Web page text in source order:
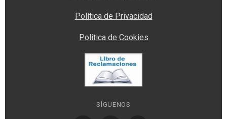
Política de Privacidad
Politica de Cookies
SÍGUENOS